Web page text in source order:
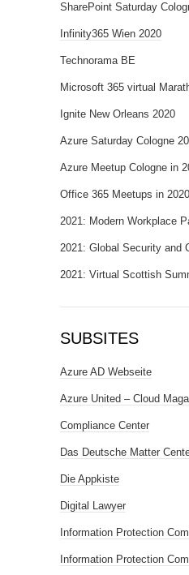
SharePoint Saturday
Infinity365 Wien 2020
Technorama BE
Microsoft 365 virtual
Ignite New Orleans 2020
Azure Saturday Cologne
Azure Meetup Cologne in
Office 365 Meetups in
2021: Modern Workplace
2021: Global Security and
2021: Virtual Scottish
SUBSITES
Azure AD Webseite
Azure United – Cloud
Compliance Center
Das Deutsche Matter
Die Appkiste
Digital Lawyer
Information Protection
Information Protection